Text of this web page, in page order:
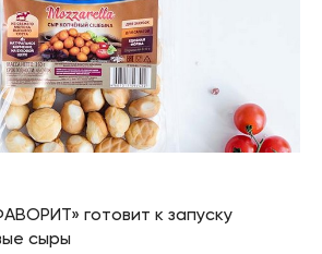
готовит к запуску
сыры